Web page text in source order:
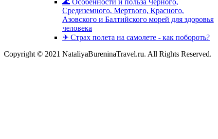
🌊 Особенности и польза Черного,
Средиземного, Мертвого, Красного,
Азовского и Балтийского морей для здоровья
человека
✈ Страх полета на самолете - как побороть?
Copyright © 2021 NataliyaBureninaTravel.ru. All Rights Reserved.